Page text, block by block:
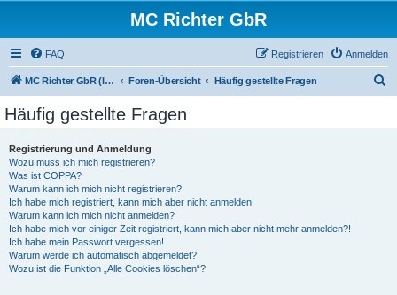
MC Richter GbR
FAQ Anmelden
Registrieren
MC Richter GbR (Impressum / Datenschutz) Foren-Übersicht Häufig gestellte Fragen
Häufig gestellte Fragen
Registrierung und Anmeldung
Wozu muss ich mich registrieren?
Was ist COPPA?
Warum kann ich mich nicht registrieren?
Ich habe mich registriert, kann mich aber nicht anmelden!
Warum kann ich mich nicht anmelden?
Ich habe mich vor einiger Zeit registriert, kann mich aber nicht mehr anmelden?!
Ich habe mein Passwort vergessen!
Warum werde ich automatisch abgemeldet?
Wozu ist die Funktion „Alle Cookies löschen“?